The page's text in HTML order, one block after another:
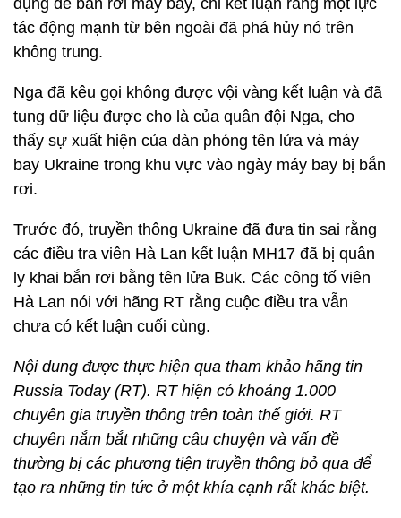
dụng để bắn rơi máy bay, chỉ kết luận rằng một lực
tác động mạnh từ bên ngoài đã phá hủy nó trên
không trung.
Nga đã kêu gọi không được vội vàng kết luận và đã
tung dữ liệu được cho là của quân đội Nga, cho
thấy sự xuất hiện của dàn phóng tên lửa và máy
bay Ukraine trong khu vực vào ngày máy bay bị bắn
rơi.
Trước đó, truyền thông Ukraine đã đưa tin sai rằng
các điều tra viên Hà Lan kết luận MH17 đã bị quân
ly khai bắn rơi bằng tên lửa Buk. Các công tố viên
Hà Lan nói với hãng RT rằng cuộc điều tra vẫn
chưa có kết luận cuối cùng.
Nội dung được thực hiện qua tham khảo hãng tin
Russia Today (RT). RT hiện có khoảng 1.000
chuyên gia truyền thông trên toàn thế giới. RT
chuyên nắm bắt những câu chuyện và vấn đề
thường bị các phương tiện truyền thông bỏ qua để
tạo ra những tin tức ở một khía cạnh rất khác biệt.